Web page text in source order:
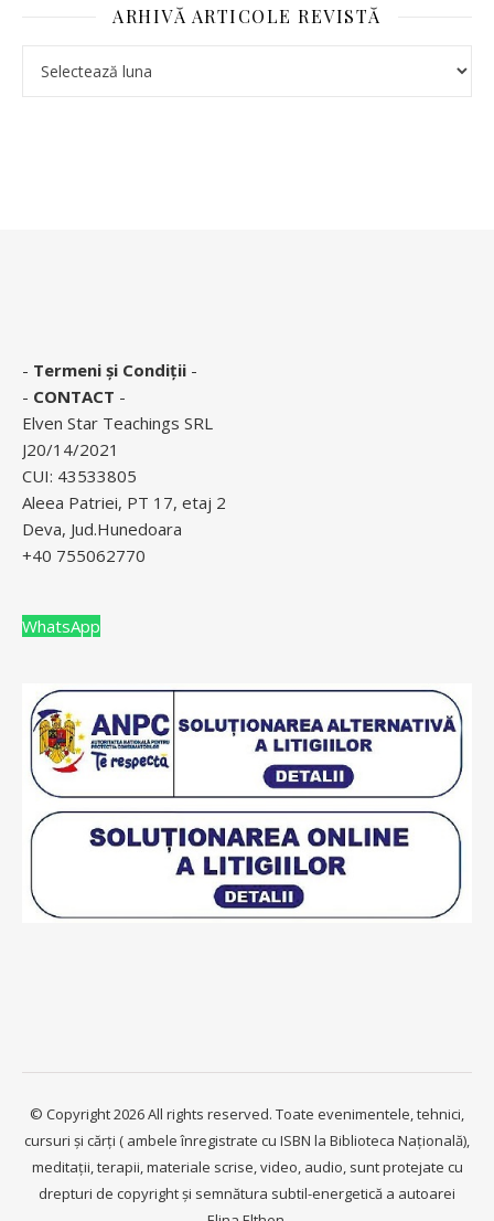
ARHIVĂ ARTICOLE REVISTĂ
- Termeni și Condiții -
- CONTACT -
Elven Star Teachings SRL
J20/14/2021
CUI: 43533805
Aleea Patriei, PT 17, etaj 2
Deva, Jud.Hunedoara
+40 755062770
WhatsApp
© Copyright 2026 All rights reserved. Toate evenimentele, tehnici,
cursuri și cărți ( ambele înregistrate cu ISBN la Biblioteca Națională),
meditații, terapii, materiale scrise, video, audio, sunt protejate cu
drepturi de copyright și semnătura subtil-energetică a autoarei